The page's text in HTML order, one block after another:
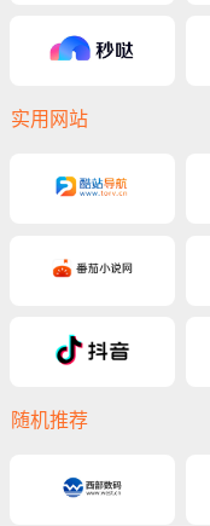
实用网站
随机推荐